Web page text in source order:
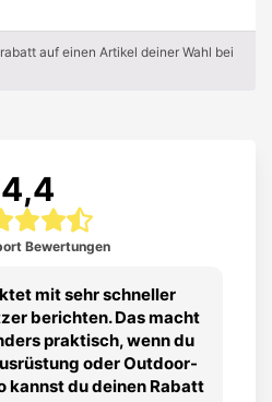
auf einen Artikel deiner Wahl bei
4,4
Bewertungen
mit sehr schneller
berichten. Das macht
praktisch, wenn du
oder Outdoor-
kannst du deinen Rabatt